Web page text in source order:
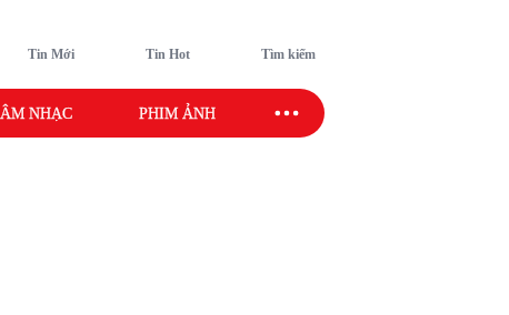
Tin Mới Tin Hot Tìm kiếm
ÂM NHẠC PHIM ẢNH SAO SPORT